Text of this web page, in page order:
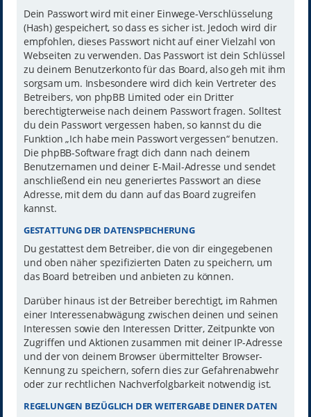
Dein Passwort wird mit einer Einwege-Verschlüsselung
(Hash) gespeichert, so dass es sicher ist. Jedoch wird dir
empfohlen, dieses Passwort nicht auf einer Vielzahl von
Webseiten zu verwenden. Das Passwort ist dein Schlüssel
zu deinem Benutzerkonto für das Board, also geh mit ihm
sorgsam um. Insbesondere wird dich kein Vertreter des
Betreibers, von phpBB Limited oder ein Dritter
berechtigterweise nach deinem Passwort fragen. Solltest
du dein Passwort vergessen haben, so kannst du die
Funktion „Ich habe mein Passwort vergessen“ benutzen.
Die phpBB-Software fragt dich dann nach deinem
Benutzernamen und deiner E-Mail-Adresse und sendet
anschließend ein neu generiertes Passwort an diese
Adresse, mit dem du dann auf das Board zugreifen
kannst.
GESTATTUNG DER DATENSPEICHERUNG
Du gestattest dem Betreiber, die von dir eingegebenen
und oben näher spezifizierten Daten zu speichern, um
das Board betreiben und anbieten zu können.
Darüber hinaus ist der Betreiber berechtigt, im Rahmen
einer Interessenabwägung zwischen deinen und seinen
Interessen sowie den Interessen Dritter, Zeitpunkte von
Zugriffen und Aktionen zusammen mit deiner IP-Adresse
und der von deinem Browser übermittelter Browser-
Kennung zu speichern, sofern dies zur Gefahrenabwehr
oder zur rechtlichen Nachverfolgbarkeit notwendig ist.
REGELUNGEN BEZÜGLICH DER WEITERGABE DEINER DATEN